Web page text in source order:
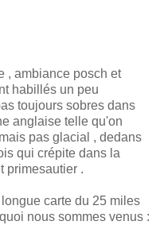
, ambiance posch et
habillés un peu
toujours sobres dans
anglaise telle qu'on
pas glacial , dedans
qui crépite dans la
primesautier .
carte du 25 miles
nous sommes venus :